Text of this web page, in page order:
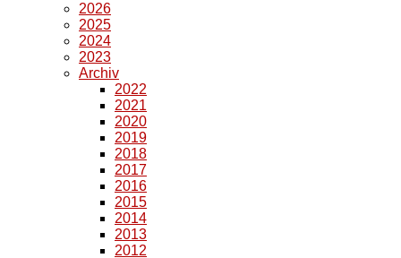
2026
2025
2024
2023
Archiv
2022
2021
2020
2019
2018
2017
2016
2015
2014
2013
2012